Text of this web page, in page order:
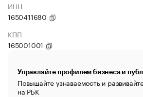
ИНН
1650411680
КПП
165001001
Управляйте профилем бизнеса и
Повышайте узнаваемость и
на РБК